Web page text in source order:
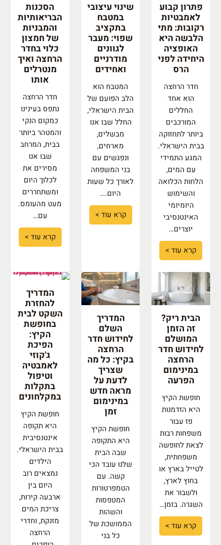
פתרון קבוע
לאמבטיות
רקובות: מתי
הלבשה היא
האופציה
היחידה לפני
הרס
חדר הרחצה
הוא אחד
החללים
המורכבים
ביותר לתחזוקה
בבית הישראלי.
המגע התמידי
עם המים,
הלחות הכלואה
והשימוש
היומיומי
האינטנסיבי
יוצרים…
קרא עוד >
שינוי עיצובי
במטבח
בתקציב
שפוי: מעבר
לגוונים
מודרניים
ואחידים
המטבח הוא
הלב הפועם של
הבית הישראלי,
החלל שבו אנו
מבשלים,
מארחים,
ונפגשים עם
בני המשפחה
לאורך כל שעות
היום.…
קרא עוד >
הסכנות
הבריאותיות
והמבניות
של חמצון
כלוי בחדר
הרחצה ואיך
מנטרלים
אותו
חדר הרחצה
נתפס בעינינו
כמקום הנקי
והמטהר ביותר
בבית, המרחב
שבו אנו
מסירים את
לכלוך היום
ומשתחררים
מעט מהעומס.
עם…
קרא עוד >
הבית ריק?
זה הזמן
המושלם
לחידוש חדר
הרחצה
במינימום
הפרעה
חופשת הקיץ
היא הזדמנות
פז עבור
משפחות רבות
לצאת לחופשה
משפחתית,
לטייל בארץ או
בחוץ לארץ,
ולשבור את
השגרה. בזמן…
קרא עוד >
המדריך
השלם
לחידוש חדר
הרחצה
בקיץ: כל מה
שצריך
לדעת על
מראה חדש
במינימום
זמן
חופשת הקיץ
היא התקופה
שבה הבית
שלנו עובד הכי
קשה. עם
הטמפרטורות
המטפסות
והשהות
הממושכת של
כל בני
המדריך
להחזרת
השקט לבית
בחופשת
הקיץ:
הפיכת
ג'קוזי
לאמבטיה
וטיפול
בתקלות
במקלחונים
חופשת הקיץ
היא תקופה
אינטנסיבית
בבית הישראלי.
הילדים
נמצאים רוב
היום בין
ארבעה קירות,
צריכת המים
מזנקת, וחדרי
הרחצה